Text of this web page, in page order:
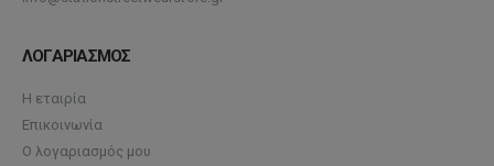
ΛΟΓΑΡΙΑΣΜΟΣ
Η εταιρία
Επικοινωνία
Ο λογαριασμός μου